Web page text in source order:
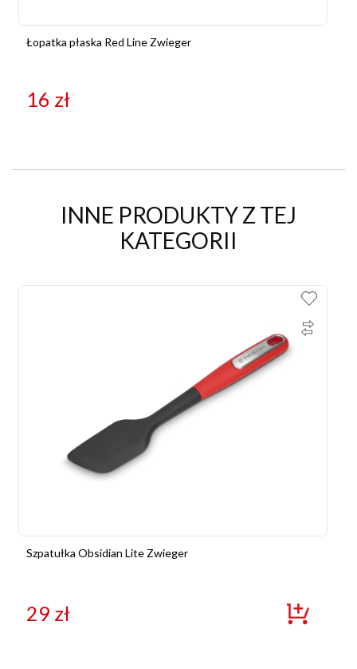
Łopatka płaska Red Line Zwieger
16 zł
INNE PRODUKTY Z TEJ
KATEGORII
Szpatułka Obsidian Lite Zwieger
29 zł